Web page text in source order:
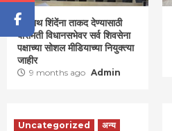
एकनाथ शिंदेंना ताकद देण्यासाठी
बारामती विधानसभेवर सर्व शिवसेना
पक्षाच्या सोशल मीडियाच्या नियुक्त्या
जाहीर
9 months ago Admin
Uncategorized
अन्य